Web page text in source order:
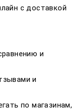
с доставкой
и
и
по магазинам,